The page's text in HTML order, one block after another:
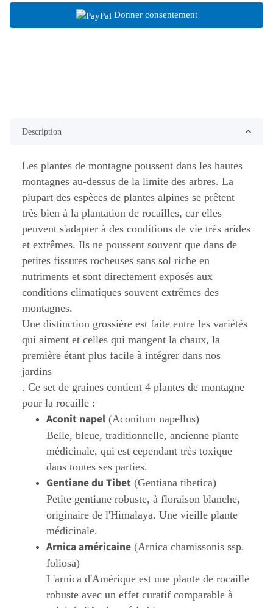
Donner consentement
Description
Les plantes de montagne poussent dans les hautes
montagnes au-dessus de la limite des arbres. La
plupart des espèces de plantes alpines se prêtent
très bien à la plantation de rocailles, car elles
peuvent s'adapter à des conditions de vie très arides
et extrêmes. Ils ne poussent souvent que dans de
petites fissures rocheuses sans sol riche en
nutriments et sont directement exposés aux
conditions climatiques souvent extrêmes des
montagnes.
Une distinction grossière est faite entre les variétés
qui aiment et celles qui mangent la chaux, la
première étant plus facile à intégrer dans nos
jardins
. Ce set de graines contient 4 plantes de montagne
pour la rocaille :
Aconit napel (Aconitum napellus)
Belle, bleue, traditionnelle, ancienne plante
médicinale, qui est cependant très toxique
dans toutes ses parties.
Gentiane du Tibet (Gentiana tibetica)
Petite gentiane robuste, à floraison blanche,
originaire de l'Himalaya. Une vieille plante
médicinale.
Arnica américaine (Arnica chamissonis ssp.
foliosa)
L'arnica d'Amérique est une plante de rocaille
robuste avec un effet curatif comparable à